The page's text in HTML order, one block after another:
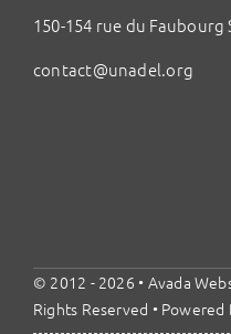
150-154 rue du
contact@unadel.org
© 2012 - 2026 • Avada
Rights Reserved • Powered